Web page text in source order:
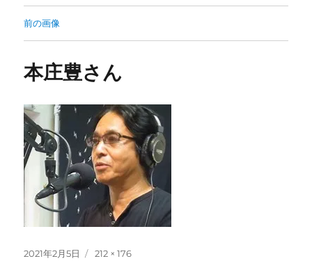
前の画像
本庄豊さん
投
2021年2月5日
フ
212 × 176